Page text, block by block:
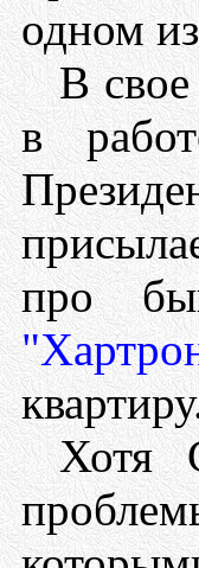
одном
В
в
про
Хотя